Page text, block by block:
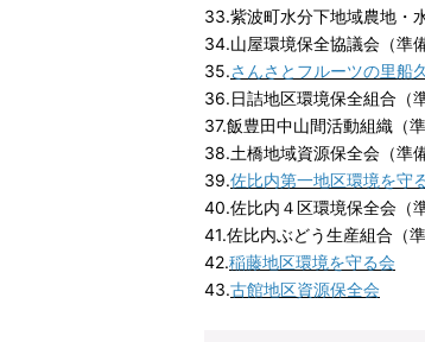
33.紫波町水分下地域農地・
34.山屋環境保全協議会（準備
35.さんさとフルーツの里船
36.日詰地区環境保全組合（
37.飯豊田中山間活動組織（準
38.土橋地域資源保全会（準備
39.佐比内第一地区環境を守
40.佐比内４区環境保全会（
41.佐比内ぶどう生産組合（準
42.稲藤地区環境を守る会
43.古館地区資源保全会